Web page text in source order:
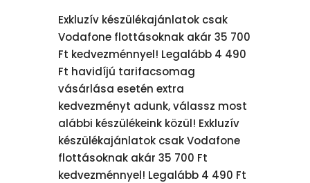
Exkluzív készülékajánlatok csak
Vodafone flottásoknak akár 35 700
Ft kedvezménnyel! Legalább 4 490
Ft havidíjú tarifacsomag
vásárlása esetén extra
kedvezményt adunk, válassz most
alábbi készülékeink közül! Exkluzív
készülékajánlatok csak Vodafone
flottásoknak akár 35 700 Ft
kedvezménnyel! Legalább 4 490 Ft